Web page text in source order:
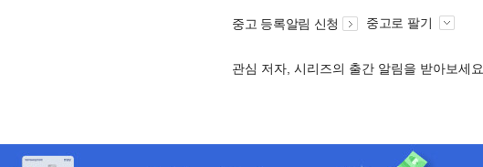
중고 등록알림 신청 중고로 팔기
관심 저자, 시리즈의 출간 알림을 받아보세요